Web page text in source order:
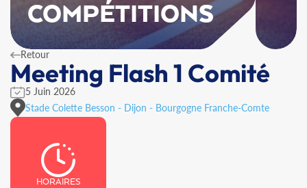
COMPÉTITIONS
Retour
Meeting Flash 1 Comité
5 Juin 2026
Stade Colette Besson - Dijon - Bourgogne Franche-Comte
HORAIRES